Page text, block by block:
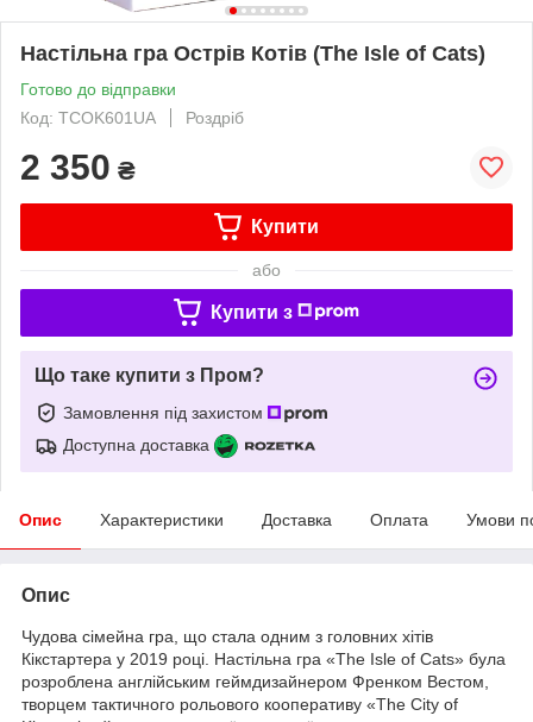
Настільна гра Острів Котів (The Isle of Cats)
Готово до відправки
Код: TCOK601UA
Роздріб
2 350 ₴
Купити
або
Купити з
Що таке купити з Пром?
Замовлення під захистом
Доступна доставка
Опис Характеристики Доставка Оплата Умови
Опис
Чудова сімейна гра, що стала одним з головних хітів
Кікстартера у 2019 році. Настільна гра «The Isle of Cats» була
розроблена англійським геймдизайнером Френком Вестом,
творцем тактичного рольового кооперативу «The City of